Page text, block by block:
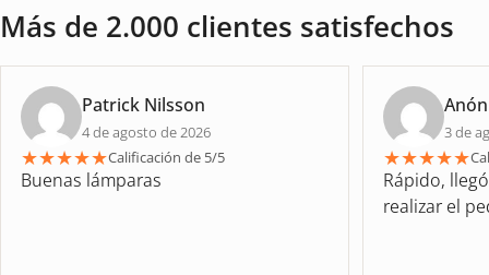
Más de 2.000 clientes satisfechos
Patrick Nilsson
4 de agosto de 2026
★★★★★Calificación de 5/5
Buenas lámparas
3 de
★★★★★
Rápido,
realizar el